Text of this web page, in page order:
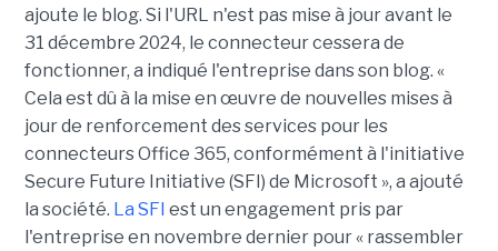
ajoute le blog. Si l'URL n'est pas mise à jour avant le
31 décembre 2024, le connecteur cessera de
fonctionner, a indiqué l'entreprise dans son blog. «
Cela est dû à la mise en œuvre de nouvelles mises à
jour de renforcement des services pour les
connecteurs Office 365, conformément à l'initiative
Secure Future Initiative (SFI) de Microsoft », a ajouté
la société. La SFI est un engagement pris par
l'entreprise en novembre dernier pour « rassembler